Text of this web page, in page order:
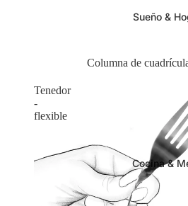
Sueño &
Cocina &
Columna de
Tenedor
-
flexible